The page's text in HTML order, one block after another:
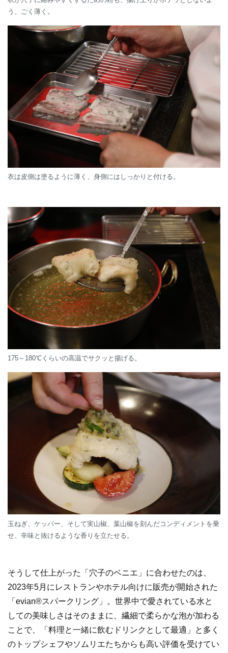
う、ごく薄く。
衣は皮側は塗るように薄く、身側にはしっかりと付ける。
175～180℃くらいの高温でサクッと揚げる。
玉ねぎ、ケッパー、そして実山椒、葉山椒を刻んだコンディメントを乗
せ、辛味と抜けるような香りを立たせる。
そうして仕上がった「穴子のベニエ」に合わせたのは、
2023年5月にレストランやホテル向けに販売が開始された
「evian®スパークリング」。世界中で愛されている水と
しての美味しさはそのままに、繊細で柔らかな泡が加わる
ことで、「料理と一緒に飲むドリンクとして最適」と多く
のトップシェフやソムリエたちからも高い評価を受けてい